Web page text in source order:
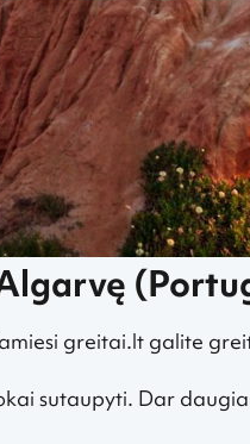
greitai.lt galite
sutaupyti. Dar